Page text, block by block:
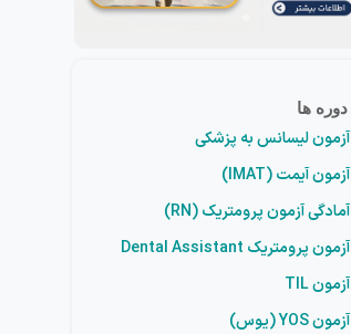
دوره ها
آزمون لیسانس به پزشکی
آزمون آیمت (IMAT)
آمادگی آزمون پرومتریک (RN)
آزمون پرومتریک Dental Assistant
آزمون TIL
آزمون YOS (یوس)